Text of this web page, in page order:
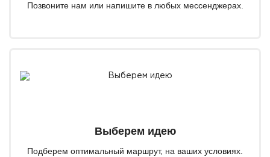
Позвоните нам или напишите в любых мессенджерах.
Выберем идею
Подберем оптимальный маршрут, на ваших условиях.